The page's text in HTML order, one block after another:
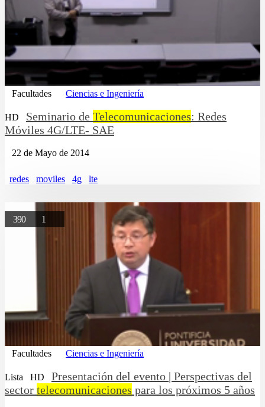
Facultades Ciencias e Ingeniería
HD Seminario de Telecomunicaciones: Redes
Móviles 4G/LTE- SAE
22 de Mayo de 2014
redes moviles 4g lte
390 1
Facultades Ciencias e Ingeniería
Lista HD
Presentación del evento | Perspectivas del
sector telecomunicaciones para los próximos 5 años